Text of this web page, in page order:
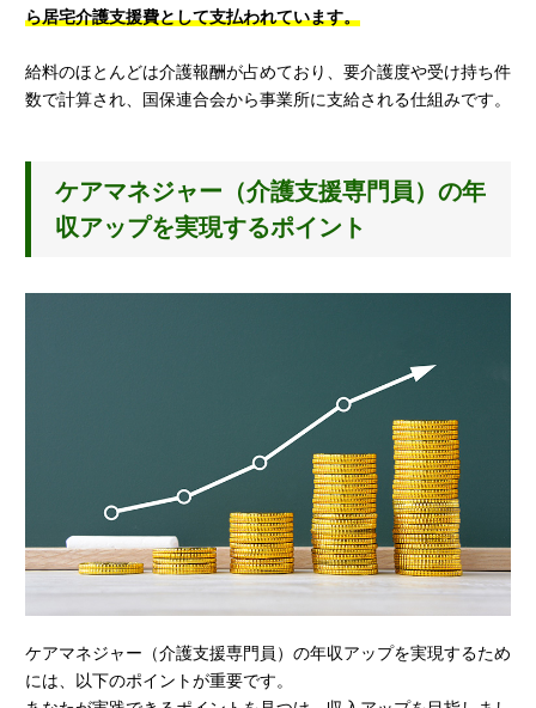
ら居宅介護支援費として支払われています。
給料のほとんどは介護報酬が占めており、要介護度や受け持ち件
数で計算され、国保連合会から事業所に支給される仕組みです。
ケアマネジャー（介護支援専門員）の年
収アップを実現するポイント
ケアマネジャー（介護支援専門員）の年収アップを実現するため
には、以下のポイントが重要です。